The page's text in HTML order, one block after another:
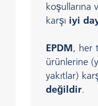
koşullarına
karşı iyi
EPDM, her
ürünlerine
yakıtlar)
değildir.